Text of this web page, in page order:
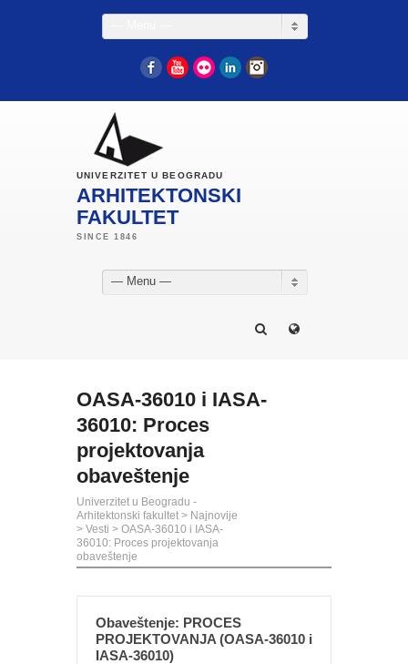
FacebookYouTube
Flickr LinkedIn
UNIVERZITET U BEOGRADU
ARHITEKTONSKI
FAKULTET
— Menu —
OASA-36010 i IASA-
36010: Proces
projektovanja
obaveštenje
Univerzitet u Beogradu -
Arhitektonski fakultet > Najnovije
> Vesti > OASA-36010 i IASA-
36010: Proces projektovanja
obaveštenje
Obaveštenje: PROCES
PROJEKTOVANJA (OASA-36010 i
IASA-36010)